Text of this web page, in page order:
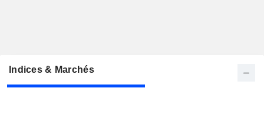
Indices & Marchés